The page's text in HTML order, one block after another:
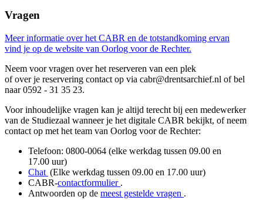
Vragen
Meer informatie over het CABR en de totstandkoming ervan
vind je op de website van Oorlog voor de Rechter.
Neem voor vragen over het reserveren van een plek
of over je reservering contact op via cabr@drentsarchief.nl of bel
naar 0592 - 31 35 23.
Voor inhoudelijke vragen kan je altijd terecht bij een medewerker
van de Studiezaal wanneer je het digitale CABR bekijkt, of neem
contact op met het team van Oorlog voor de Rechter:
Telefoon: 0800-0064 (elke werkdag tussen 09.00 en
17.00 uur)
Chat (wordt geopend in een nieuw tabblad)
(Elke werkdag tussen 09.00 en 17.00 uur)
CABR-contactformulier .
Antwoorden op de meest gestelde vragen .